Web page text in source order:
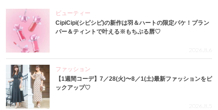
ビューティー
CipiCipi(シピシピ)の新作は羽＆ハートの限定パケ！プラン
パー＆ティントで叶える※もちぷる唇♡
2026.8.6
ファッション
【1週間コーデ】7／28(火)〜8／1(土)最新ファッションをピ
ックアップ♡
2026.8.5